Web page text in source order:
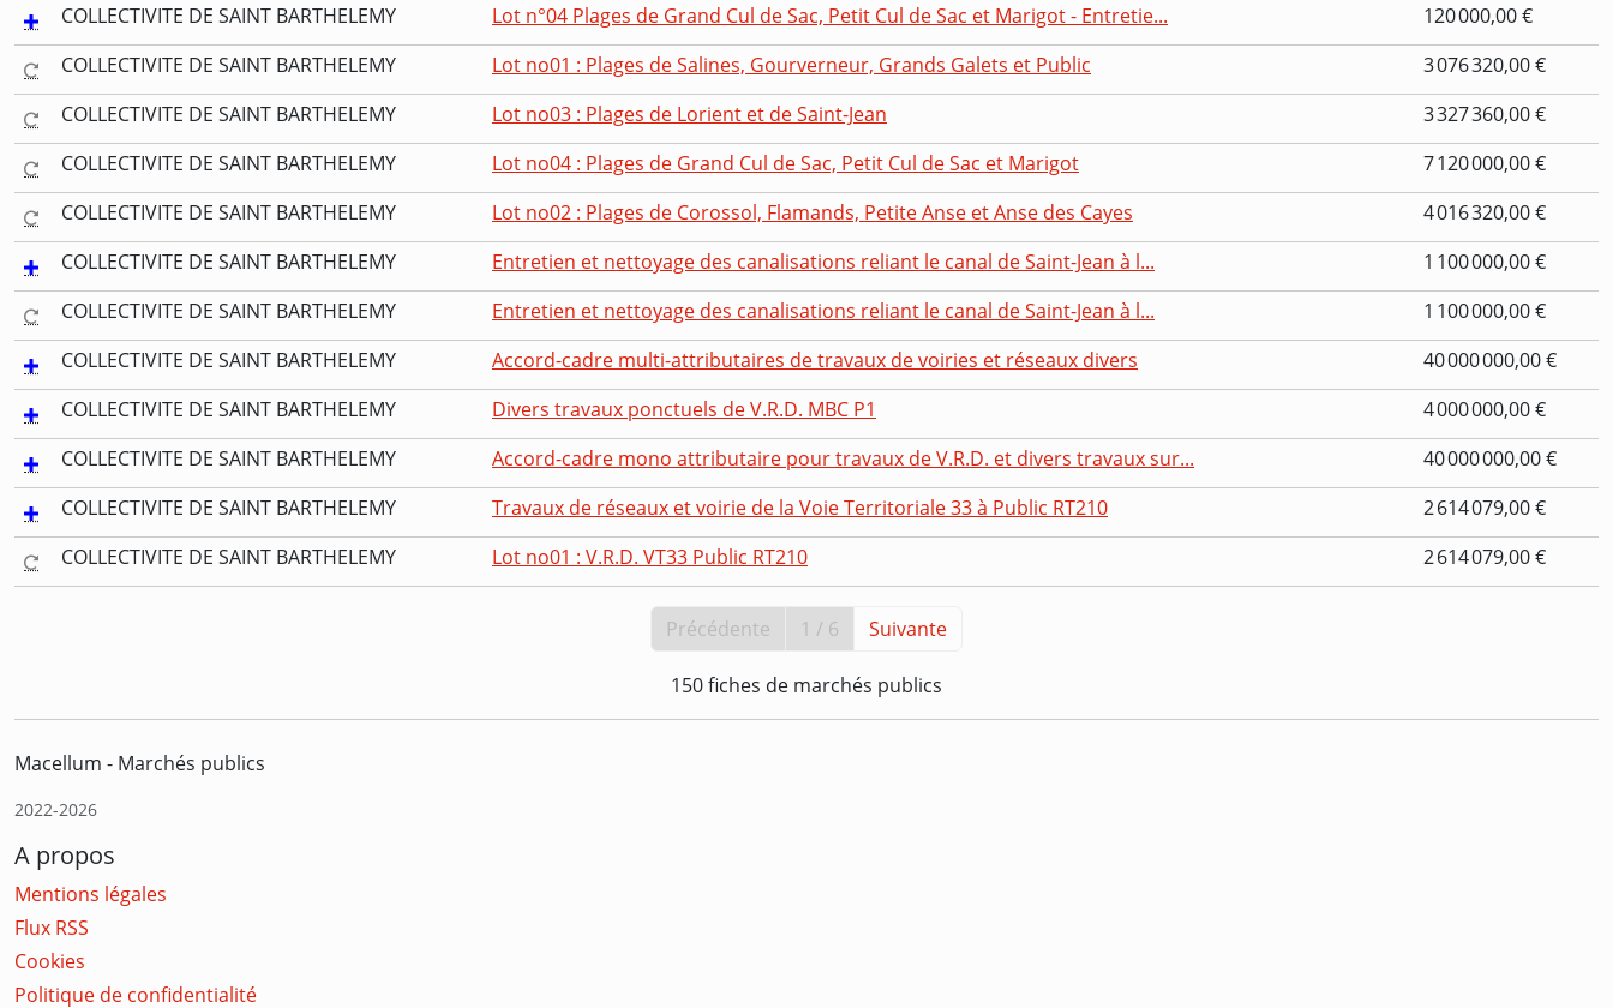
COLLECTIVITE DE SAINT BARTHELEMY
Lot n°04 Plages de Grand Cul de Sac, Petit Cul de Sac et Marigot - Entretie...
120 000,00 €
COLLECTIVITE DE SAINT BARTHELEMY
Lot no01 : Plages de Salines, Gourverneur, Grands Galets et Public
3 076 320,00 €
COLLECTIVITE DE SAINT BARTHELEMY
Lot no03 : Plages de Lorient et de Saint-Jean
3 327 360,00 €
COLLECTIVITE DE SAINT BARTHELEMY
Lot no04 : Plages de Grand Cul de Sac, Petit Cul de Sac et Marigot
7 120 000,00 €
COLLECTIVITE DE SAINT BARTHELEMY
Lot no02 : Plages de Corossol, Flamands, Petite Anse et Anse des Cayes
4 016 320,00 €
COLLECTIVITE DE SAINT BARTHELEMY
Entretien et nettoyage des canalisations reliant le canal de Saint-Jean à l...
1 100 000,00 €
COLLECTIVITE DE SAINT BARTHELEMY
Entretien et nettoyage des canalisations reliant le canal de Saint-Jean à l...
1 100 000,00 €
COLLECTIVITE DE SAINT BARTHELEMY
Accord-cadre multi-attributaires de travaux de voiries et réseaux divers
40 000 000,00 €
COLLECTIVITE DE SAINT BARTHELEMY
Divers travaux ponctuels de V.R.D. MBC P1
4 000 000,00 €
COLLECTIVITE DE SAINT BARTHELEMY
Accord-cadre mono attributaire pour travaux de V.R.D. et divers travaux sur...
40 000 000,00 €
COLLECTIVITE DE SAINT BARTHELEMY
Travaux de réseaux et voirie de la Voie Territoriale 33 à Public RT210
2 614 079,00 €
COLLECTIVITE DE SAINT BARTHELEMY
Lot no01 : V.R.D. VT33 Public RT210 2 614 079,00 €
Précédente 1 / 6 Suivante
150 fiches de marchés publics
Macellum - Marchés publics
2022-2026
A propos
Mentions légales
Flux RSS
Cookies
Politique de confidentialité